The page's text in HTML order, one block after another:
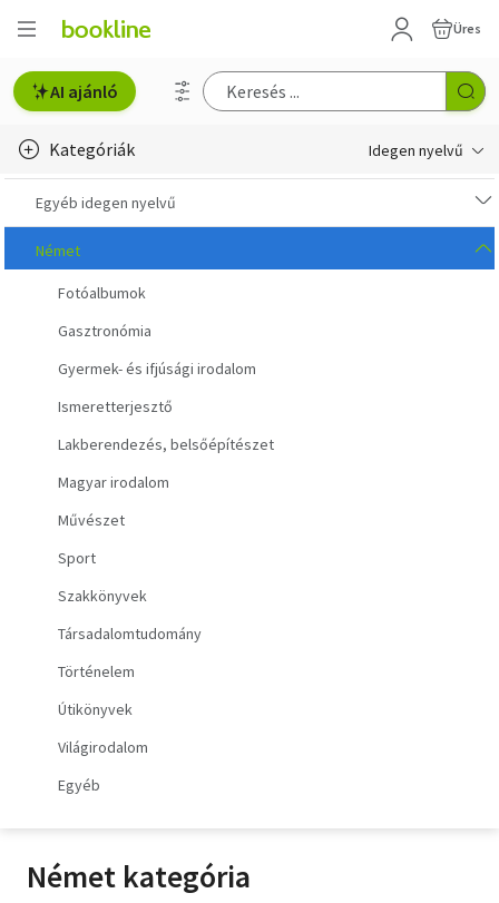
Üres
AI ajánló
Kategóriák Idegen nyelvű
e-Könyv, audio
e-könyv-olvasók
English books
Livres francais
Olasz könyvek
Audio books
Hörbücher
Audiolibros
Olasz hangoskönyvek
Pocket Books
Egyéb idegen nyelvű
Német
Fotóalbumok
Gasztronómia
Gyermek- és ifjúsági irodalom
Ismeretterjesztő
Lakberendezés, belsőépítészet
Magyar irodalom
Művészet
Sport
Szakkönyvek
Társadalomtudomány
Történelem
Útikönyvek
Világirodalom
Egyéb
Német kategória